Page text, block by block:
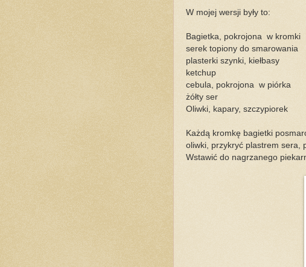
W mojej wersji były to:
Bagietka, pokrojona w kromki
serek topiony do smarowania
plasterki szynki, kiełbasy
ketchup
cebula, pokrojona w piórka
żółty ser
Oliwki, kapary, szczypiorek
Każdą kromkę bagietki
oliwki, przykryć plastrem sera,
Wstawić do nagrzanego